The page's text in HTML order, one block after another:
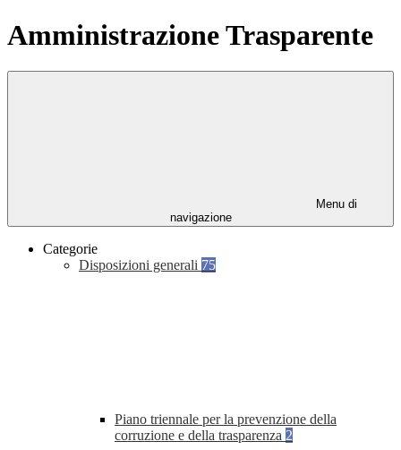
Amministrazione Trasparente
Menu di
navigazione
Categorie
Disposizioni generali 75
Piano triennale per la prevenzione della
corruzione e della trasparenza 2